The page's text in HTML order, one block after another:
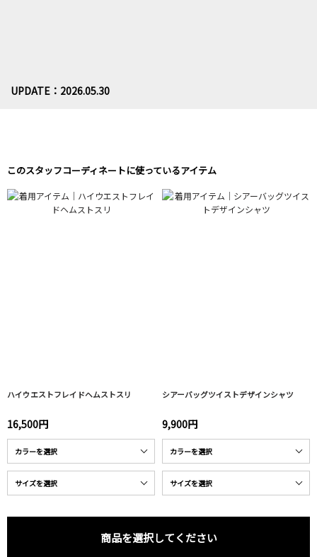
UPDATE：2026.05.30
このスタッフコーディネートに使っているアイテム
ハイウエストフレイドヘムストスリ
16,500円
シアーバッグツイストデザインシャツ
9,900円
商品を選択してください